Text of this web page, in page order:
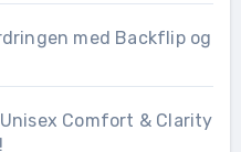
med Backflip og
Comfort & Clarity